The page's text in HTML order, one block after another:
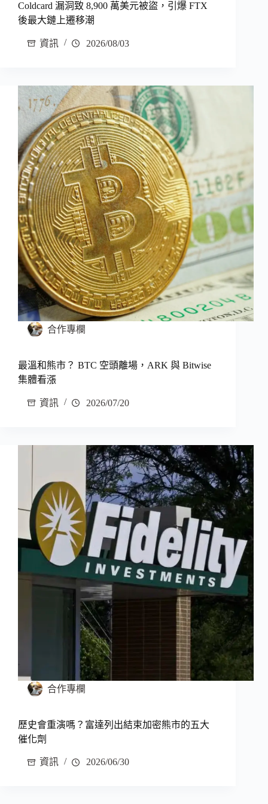
Coldcard 漏洞致 8,900 萬美元被盜，引爆 FTX
後最大鏈上遷移潮
資訊 2026/08/03
合作專欄
最溫和熊市？ BTC 空頭離場，ARK 與 Bitwise
集體看漲
資訊 2026/07/20
合作專欄
歷史會重演嗎？富達列出結束加密熊市的五大
催化劑
資訊 2026/06/30